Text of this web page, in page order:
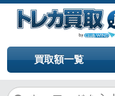
買取額一覧